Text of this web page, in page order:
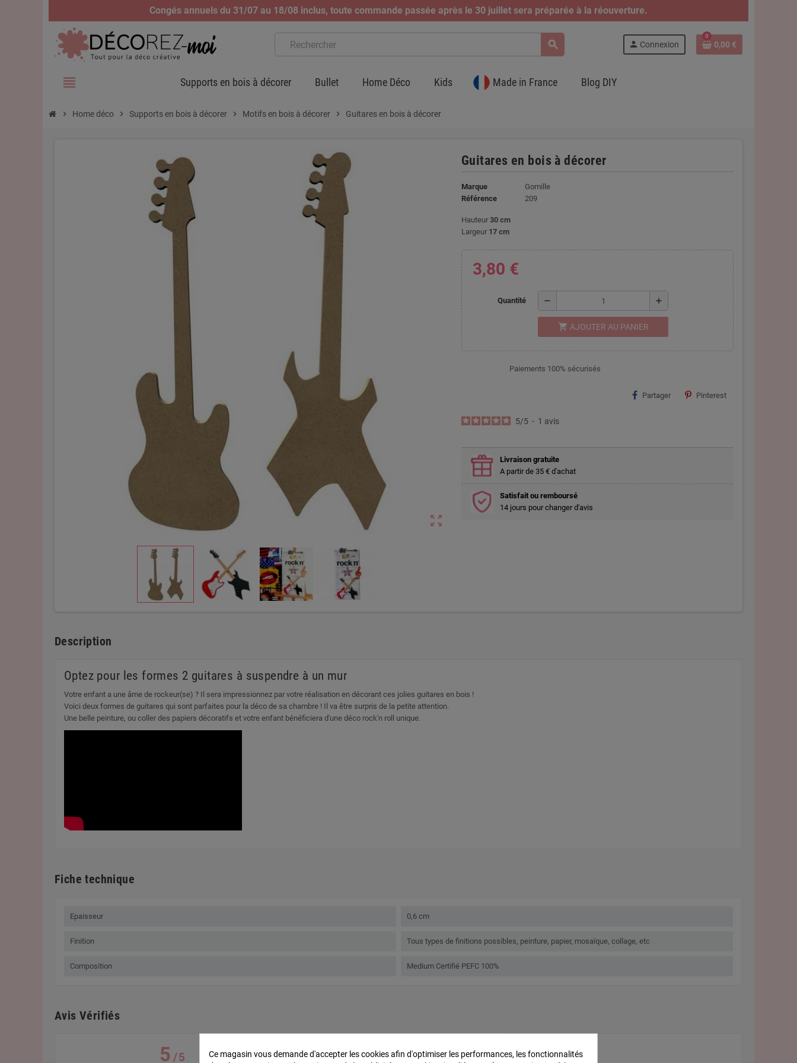
Congés annuels du 31/07 au 18/08 inclus, toute commande passée après le 30 juillet sera préparée à la réouverture.
search person Connexion
0
0,00 €
view_headline Supports en bois à décorer Bullet Home Déco Kids Made in France Blog DIY
chevron_right Home déco chevron_right Supports en bois à décorer chevron_right Motifs en bois à décorer chevron_right Guitares en bois à décorer
zoom_out_map
Guitares en bois à décorer
Marque
Gomille
Référence
209
Hauteur30 cm
Largeur17 cm
3,80 €
Quantité remove add
shopping_cart AJOUTER AU PANIER
Paiements 100% sécurisés
Partager Pinterest
5/5 - 1 avis
Livraison gratuite
A partir de 35 € d'achat
Satisfait ou remboursé
14 jours pour changer d'avis
Description
Optez pour les formes 2 guitares à suspendre à un mur
Votre enfant a une âme de rockeur(se) ? Il sera impressionnez par votre réalisation en décorant ces jolies guitares en bois !
Voici deux formes de guitares qui sont parfaites pour la déco de sa chambre ! Il va être surpris de la petite attention.
Une belle peinture, ou coller des papiers décoratifs et votre enfant bénéficiera d'une déco rock'n roll unique.
Fiche technique
Epaisseur 0,6 cm
Finition Tous types de finitions possibles, peinture, papier, mosaïque, collage, etc
Composition Medium Certifié PEFC 100%
Avis Vérifiés
5/5 5/5
Ce magasin vous demande d'accepter les cookies afin d'optimiser les performances, les fonctionnalités